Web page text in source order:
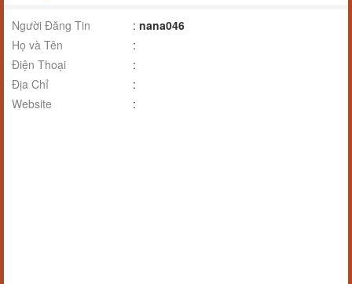
Người Đăng Tin : nana046
Họ và Tên
:
Điện Thoại
:
Địa Chỉ
:
Website
: